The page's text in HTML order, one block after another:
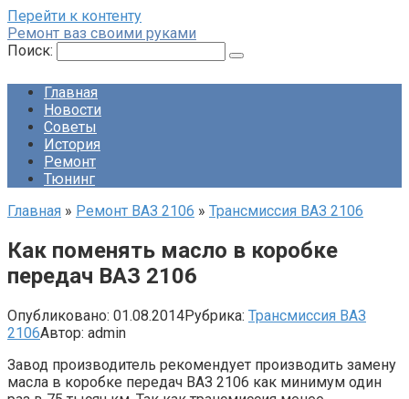
Перейти к контенту
Ремонт ваз своими руками
Поиск:
Главная
Новости
Советы
История
Ремонт
Тюнинг
Главная » Ремонт ВАЗ 2106 » Трансмиссия ВАЗ 2106
Как поменять масло в коробке
передач ВАЗ 2106
Опубликовано: 01.08.2014Рубрика: Трансмиссия ВАЗ
2106Автор: admin
Завод производитель рекомендует производить замену
масла в коробке передач ВАЗ 2106 как минимум один